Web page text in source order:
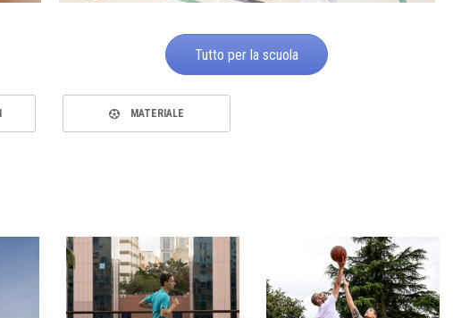
Tutto per la scuola
MATERIALE